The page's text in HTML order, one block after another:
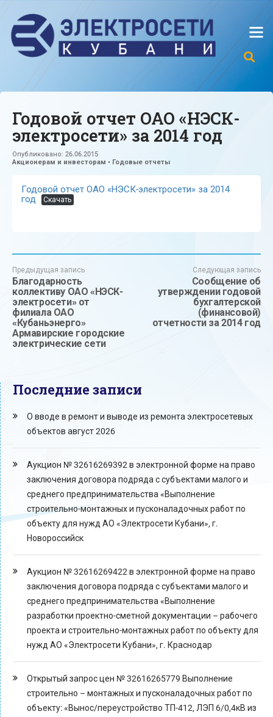
Годовой отчет ОАО «НЭСК-
электросети» за 2014 год
Опубликовано: 26.06.2015
Акционерам и инвесторам • Годовые отчеты
Годовой отчет ОАО «НЭСК-электросети» за 2014
год
Скачать
Предыдущая запись
Благодарность
коллективу ОАО «НЭСК-
электросети» от
филиала ОАО
«Кубаньэнерго»
Армавирские городские
электрические сети
Следующая запись
Сообщение об
утверждении годовой
бухгалтерской
(финансовой)
отчетности за 2014 год
Последние записи
О вводе в ремонт и выводе из ремонта электросетевых
объектов август 2026
Аукцион № 32616269392 в электронной форме на право
заключения договора подряда с субъектами малого и
среднего предпринимательства «Выполнение
строительно-монтажных и пусконаладочных работ по
объекту для нужд АО «Электросети Кубани», г.
Новороссийск
Аукцион № 32616269422 в электронной форме на право
заключения договора подряда с субъектами малого и
среднего предпринимательства «Выполнение
разработки проектно-сметной документации – рабочего
проекта и строительно-монтажных работ по объекту для
нужд АО «Электросети Кубани», г. Краснодар
Открытый запрос цен № 32616265779 Выполнение
строительно – монтажных и пусконаладочных работ по
объекту: «Вынос/переустройство ТП-412, ЛЭП 6/0,4кВ из